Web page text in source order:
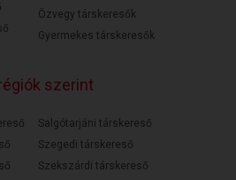
Özvegy társkeresők
Gyermekes társkeresők
szerint
Salgótarjáni társkereső
Szegedi társkereső
Szekszárdi társkereső